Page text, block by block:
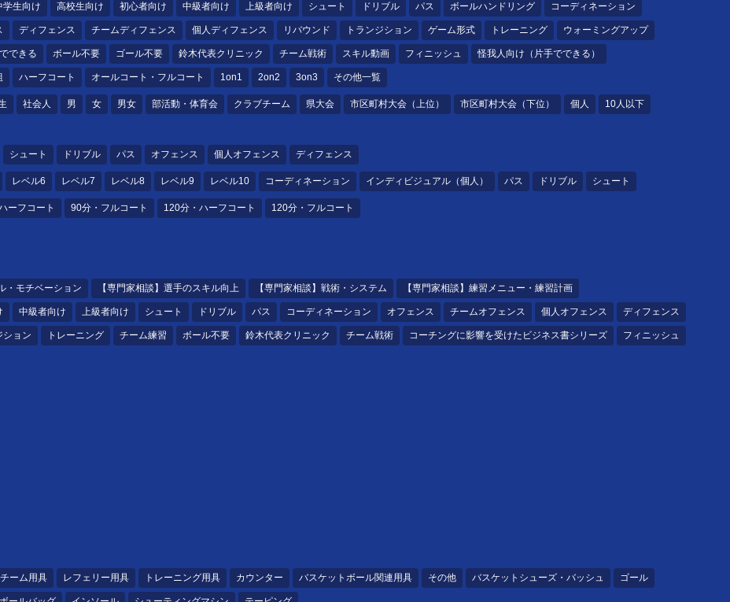
学生向け 高校生向け 初心者向け 中級者向け 上級者向け シュート ドリブル パス ボールハンドリング コーディネーション
ディフェンス チームディフェンス 個人ディフェンス リバウンド トランジション ゲーム形式 トレーニング ウォーミングアップ
できる ボール不要 ゴール不要 鈴木代表クリニック チーム戦術 スキル動画 フィニッシュ 怪我人向け（片手でできる）
ハーフコート オールコート・フルコート 1on1 2on2 3on3 その他一覧
社会人 男 女 男女 部活動・体育会 クラブチーム 県大会 市区町村大会（上位） 市区町村大会（下位） 個人 10人以下
シュート ドリブル パス オフェンス 個人オフェンス ディフェンス
レベル6 レベル7 レベル8 レベル9 レベル10 コーディネーション インディビジュアル（個人） パス ドリブル シュート
ーフコート 90分・フルコート 120分・ハーフコート 120分・フルコート
・モチベーション 【専門家相談】選手のスキル向上 【専門家相談】戦術・システム 【専門家相談】練習メニュー・練習計画
中級者向け 上級者向け シュート ドリブル パス コーディネーション オフェンス チームオフェンス 個人オフェンス ディフェンス
ション トレーニング チーム練習 ボール不要 鈴木代表クリニック チーム戦術 コーチングに影響を受けたビジネス書シリーズ フィニッシュ
チーム用具 レフェリー用具 トレーニング用具 カウンター バスケットボール関連用具 その他 バスケットシューズ・バッシュ ゴール